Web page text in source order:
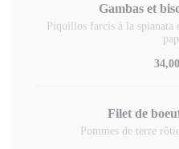
Gambas et
Piquillos farcis à la spianata
Filet de
Pommes de terre